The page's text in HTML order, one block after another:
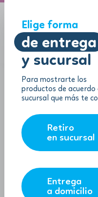
Elige forma
de entrega
y sucursal
Para mostrarte los
productos de acuerdo
sucursal que más te
Retiro
en sucursal
Entrega
a domicilio